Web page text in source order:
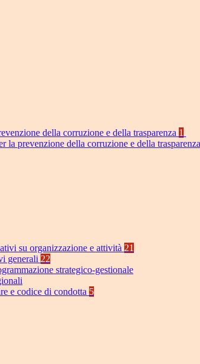
della corruzione e della trasparenza 1
la prevenzione della corruzione e della
su organizzazione e attività 21
generali 22
strategico-gestionale
e codice di condotta 5